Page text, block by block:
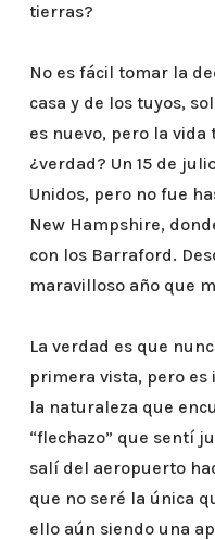
tierras?
No es fácil tomar la
casa y de los tuyos,
es nuevo, pero la
¿verdad? Un 15 de
Unidos, pero no fue
New Hampshire,
con los Barraford.
maravilloso año que
La verdad es que
primera vista, pero
la naturaleza que
“flechazo” que sentí
salí del aeropuerto
que no seré la única
ello aún siendo una